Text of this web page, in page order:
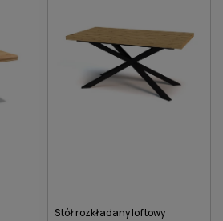
Stół rozkładany loftowy